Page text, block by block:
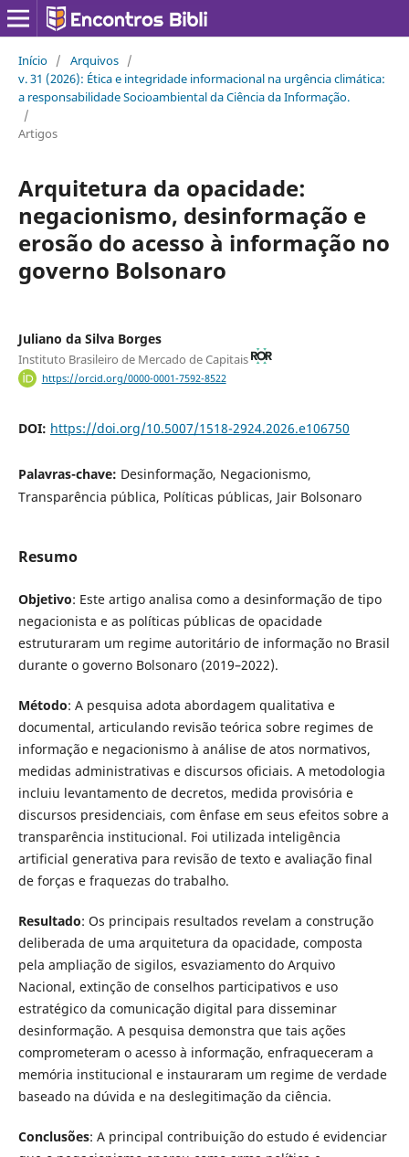
Início / Arquivos /
v. 31 (2026): Ética e integridade informacional na urgência climática:
a responsabilidade Socioambiental da Ciência da Informação.
/
Artigos
Arquitetura da opacidade:
negacionismo, desinformação e
erosão do acesso à informação no
governo Bolsonaro
Juliano da Silva Borges
Instituto Brasileiro de Mercado de Capitais
https://orcid.org/0000-0001-7592-8522
DOI: https://doi.org/10.5007/1518-2924.2026.e106750
Palavras-chave: Desinformação, Negacionismo,
Transparência pública, Políticas públicas, Jair Bolsonaro
Resumo
Objetivo: Este artigo analisa como a desinformação de tipo
negacionista e as políticas públicas de opacidade
estruturaram um regime autoritário de informação no Brasil
durante o governo Bolsonaro (2019–2022).
Método: A pesquisa adota abordagem qualitativa e
documental, articulando revisão teórica sobre regimes de
informação e negacionismo à análise de atos normativos,
medidas administrativas e discursos oficiais. A metodologia
incluiu levantamento de decretos, medida provisória e
discursos presidenciais, com ênfase em seus efeitos sobre a
transparência institucional. Foi utilizada inteligência
artificial generativa para revisão de texto e avaliação final
de forças e fraquezas do trabalho.
Resultado: Os principais resultados revelam a construção
deliberada de uma arquitetura da opacidade, composta
pela ampliação de sigilos, esvaziamento do Arquivo
Nacional, extinção de conselhos participativos e uso
estratégico da comunicação digital para disseminar
desinformação. A pesquisa demonstra que tais ações
comprometeram o acesso à informação, enfraqueceram a
memória institucional e instauraram um regime de verdade
baseado na dúvida e na deslegitimação da ciência.
Conclusões: A principal contribuição do estudo é evidenciar